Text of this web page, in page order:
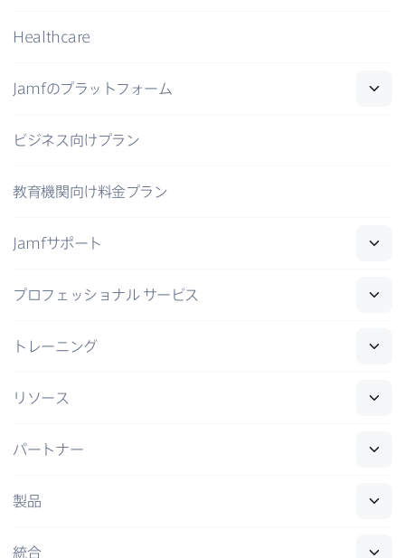
Healthcare
Jamfの​プラットフォーム
ビジネス向けプラン
教育機関向け料金プラン
Jamfサポート
プロフェッショナル サービス
トレーニング
リソース
パートナー
製品
統合